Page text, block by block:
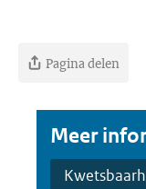
Pagina delen
Meer